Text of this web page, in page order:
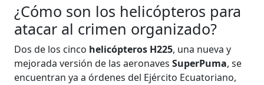
¿Cómo son los helicópteros para
atacar al crimen organizado?
Dos de los cinco helicópteros H225, una nueva y
mejorada versión de las aeronavesSuperPuma, se
encuentran ya a órdenes del Ejército Ecuatoriano,